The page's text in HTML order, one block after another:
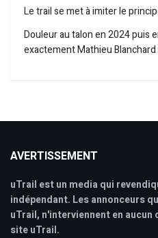
Le trail se met à imiter le
Douleur au talon en 2024 puis
exactement Mathieu Blanchard
AVERTISSEMENT
uTrail est un media qui
indépendant. Les annonceurs
uTrail, n'interviennent en
site uTrail.